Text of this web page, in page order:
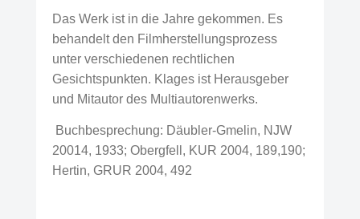
Das Werk ist in die Jahre gekommen. Es
behandelt den Filmherstellungsprozess
unter verschiedenen rechtlichen
Gesichtspunkten. Klages ist Herausgeber
und Mitautor des Multiautorenwerks.
Buchbesprechung: Däubler-Gmelin, NJW
20014, 1933; Obergfell, KUR 2004, 189,190;
Hertin, GRUR 2004, 492